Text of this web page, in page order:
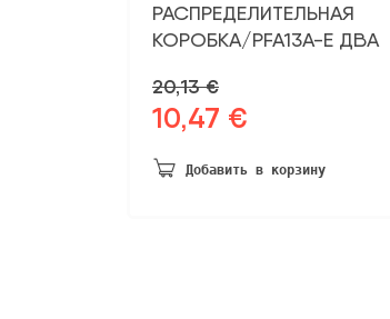
РАСПРЕДЕЛИТЕЛЬНАЯ
КОРОБКА/PFA13A-E ДВА
20,13€
Первоначальная
была:
10,47 €
10,47 €.
Добавить в корзину